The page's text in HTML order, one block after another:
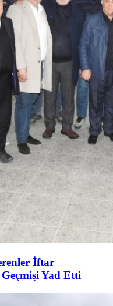
İftar
Yad Etti